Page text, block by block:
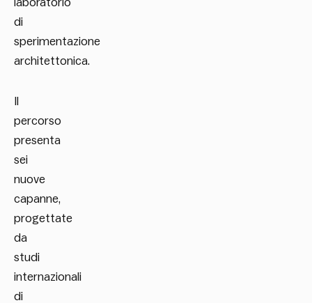
laboratorio
di
sperimentazione
architettonica.
percorso
presenta
sei
nuove
capanne,
progettate
da
studi
internazionali
di